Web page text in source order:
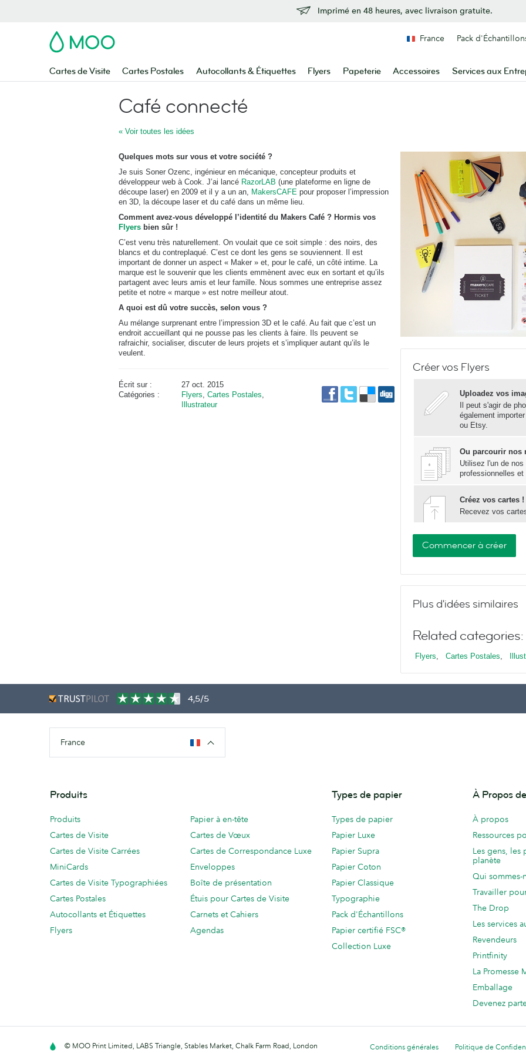
Imprimé en 48 heures, avec livraison gratuite.
MOO
Cartes de Visite Cartes Postales Autocollants & Étiquettes Flyers Papeterie Accessoires Services aux
France Pack
Café connecté
« Voir toutes les idées
Quelques mots sur vous et votre société ?
Je suis Soner Ozenc, ingénieur en mécanique, concepteur produits et
développeur web à Cook. J’ai lancé RazorLAB (une plateforme en ligne de
découpe laser) en 2009 et il y a un an, MakersCAFE pour proposer l’impression
en 3D, la découpe laser et du café dans un même lieu.
Comment avez-vous développé l’identité du Makers Café ? Hormis vos
Flyers bien sûr !
C’est venu très naturellement. On voulait que ce soit simple : des noirs, des
blancs et du contreplaqué. C’est ce dont les gens se souviennent. Il est
important de donner un aspect « Maker » et, pour le café, un côté intime. La
marque est le souvenir que les clients emmènent avec eux en sortant et qu’ils
partagent avec leurs amis et leur famille. Nous sommes une entreprise assez
petite et notre « marque » est notre meilleur atout.
A quoi est dû votre succès, selon vous ?
Au mélange surprenant entre l’impression 3D et le café. Au fait que c’est un
endroit accueillant qui ne pousse pas les clients à faire. Ils peuvent se
rafraichir, socialiser, discuter de leurs projets et s’impliquer autant qu’ils le
veulent.
Écrit sur :
27 oct. 2015
Catégories :
Flyers, Cartes Postales,
Illustrateur
Créer vos Flyers
Uploadez vos
Il peut s'agir de
également
ou Etsy.
Ou parcourir nos
Utilisez l'un de
professionnelles et
Créez vos cartes !
Recevez vos
Commencer à créer
Plus d'idées similaires
Related categories:
Flyers, Cartes Postales,
4,5/5
France
Produits
Produits
Cartes de Visite
Cartes de Visite Carrées
MiniCards
Cartes de Visite Typographiées
Cartes Postales
Autocollants et Étiquettes
Flyers
Papier à en-tête
Cartes de Vœux
Cartes de Correspondance Luxe
Enveloppes
Boîte de présentation
Étuis pour Cartes de Visite
Carnets et Cahiers
Agendas
Types de papier
Types de papier
Papier Luxe
Papier Supra
Papier Coton
Papier Classique
Typographie
Pack d'Échantillons
Papier certifié FSC®
Collection Luxe
À Propos
À propos
Ressources
Les gens, les
planète
Qui sommes-
Travailler
The Drop
Les services
Revendeurs
Printfinity
La Promesse
Emballage
Devenez
Conditions générales Politique de
© MOO Print Limited, LABS Triangle, Stables Market, Chalk Farm Road, London